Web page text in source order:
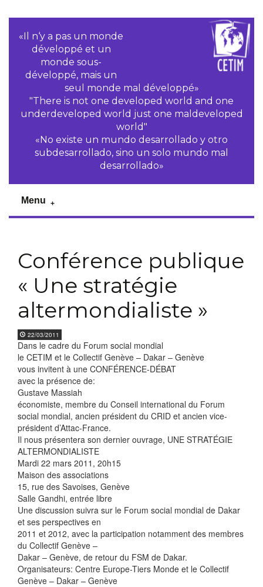
«Il n‘y a pas un monde
développé et un
monde sous-
développé, mais un
seul monde mal développé»
"There is not one developed world and one
underdeveloped world just one maldeveloped
world"
«No existe un mundo desarrollado y otro
subdesarrollado, sino un solo mundo mal
desarrollado»
Menu
Conférence publique
« Une stratégie
altermondialiste »
22/03/2011
Dans le cadre du Forum social mondial
le CETIM et le Collectif Genève – Dakar – Genève
vous invitent à une CONFÉRENCE-DÉBAT
avec la présence de:
Gustave Massiah
économiste, membre du Conseil international du Forum
social mondial, ancien président du CRID et ancien vice-
président d’Attac-France.
Il nous présentera son dernier ouvrage, UNE STRATÉGIE
ALTERMONDIALISTE
Mardi 22 mars 2011, 20h15
Maison des associations
15, rue des Savoises, Genève
Salle Gandhi, entrée libre
Une discussion suivra sur le Forum social mondial de Dakar
et ses perspectives en
2011 et 2012, avec la participation notamment des membres
du Collectif Genève –
Dakar – Genève, de retour du FSM de Dakar.
Organisateurs: Centre Europe-Tiers Monde et le Collectif
Genève – Dakar – Genève